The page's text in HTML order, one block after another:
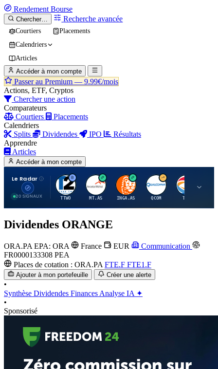
Rendement Bourse
Chercher… Recherche avancée
Courtiers
Placements
Calendriers
Articles
Accéder à mon compte
Passer au Premium — 9.99€/mois
Actions, ETF, Cryptos
Chercher une action
Comparateurs
Courtiers
Placements
Calendriers
Splits
Dividendes IPO
Résultats
Apprendre
Articles
Accéder à mon compte
Le Radar
20 SIGNAUX
T
TTWO
A
MT.AS
I
INGA.AS
Q
QCOM
T
TTE
Dividendes ORANGE
ORA.PA EPA: ORA France EUR
Communication
FR0000133308 PEA
Places de cotation : ORA.PA FTE.F FTE1.F
Ajouter à mon portefeuille Créer une alerte
•
Synthèse Dividendes Finances Analyse IA ✦
•
Sponsorisé